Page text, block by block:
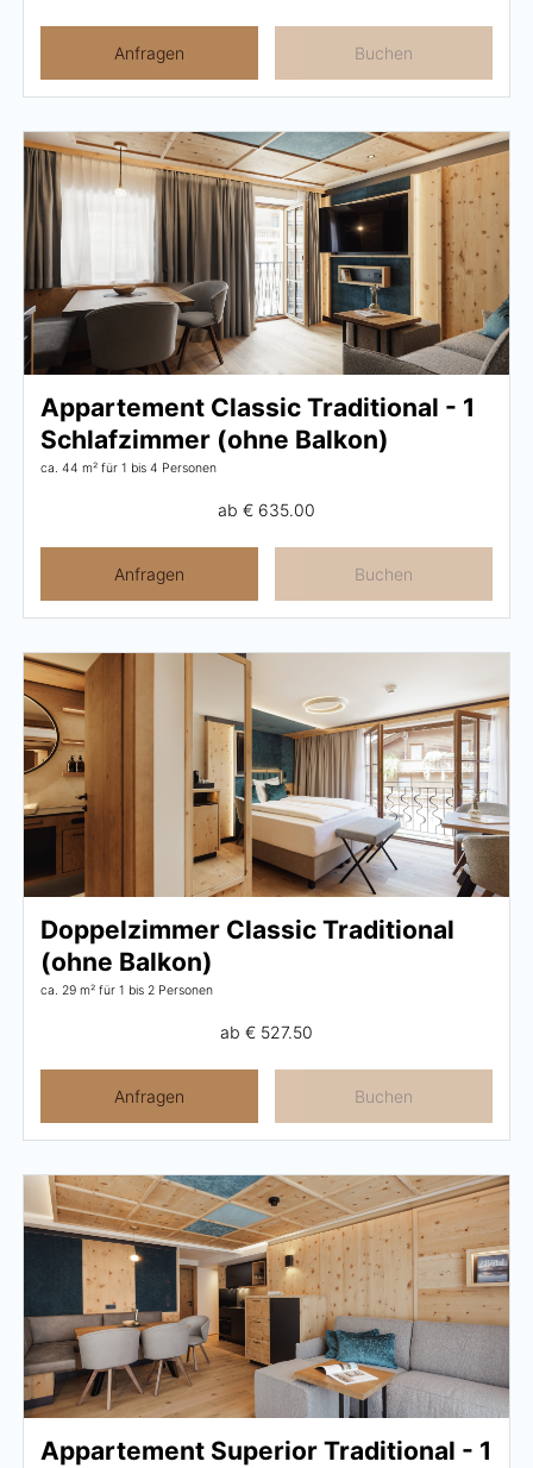
Anfragen Buchen
Appartement Classic Traditional - 1
Schlafzimmer (ohne Balkon)
ca. 44 m² für 1 bis 4 Personen
ab € 635.00
Anfragen Buchen
Doppelzimmer Classic Traditional
(ohne Balkon)
ca. 29 m² für 1 bis 2 Personen
ab € 527.50
Anfragen Buchen
Appartement Superior Traditional - 1